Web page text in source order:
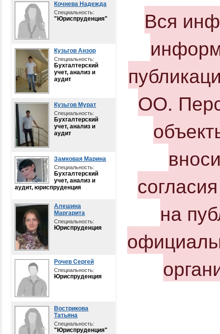
Кочнева Надежда
Специальность:
"Юриспруденция"
Кузьгов Анзор
Специальность:
Бухгалтерский
учет, анализ и
аудит
Кузьгов Мурат
Специальность:
Бухгалтерский
учет, анализ и
аудит
Замковая Марина
Специальность:
Бухгалтерский
учет, анализ и
аудит, юриспруденция
Алешина
Маргарита
Специальность:
Юриспруденция
Рочев Сергей
Специальность:
Юриспруденция
Вострикова
Татьяна
Специальность:
"Юриспруденция"
Вся
ОО.
на